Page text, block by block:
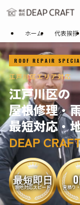
ホーム 代表挨拶
ROOF REPAIR
江戸川区エリア対応
江戸川区の
屋根修理・
最短対応・
DEAP
最短即日
現地対応スピード 見積り